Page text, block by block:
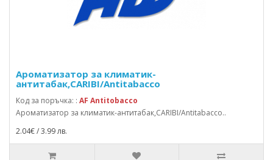
Ароматизатор за климатик-
антитабак,CARIBI/Antitabacco
Код за поръчка: : AF Antitobacco
Ароматизатор за климатик-антитабак,CARIBI/Antitabacco..
2.04€ / 3.99 лв.